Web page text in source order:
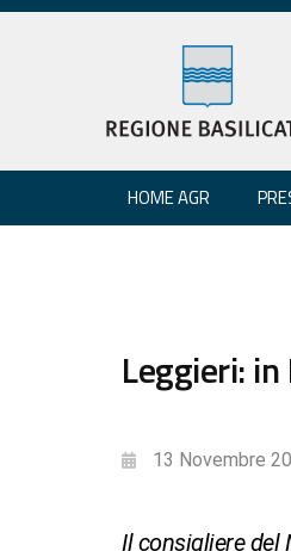
HOME AGR
Leggieri:
13 Novembre
Il consigliere del